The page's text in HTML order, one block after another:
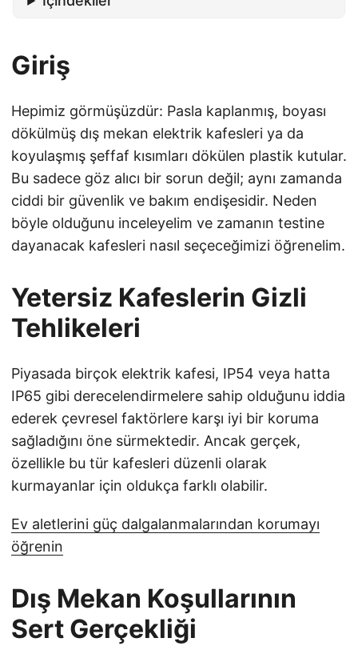
Giriş
Hepimiz görmüşüzdür: Pasla kaplanmış, boyası
dökülmüş dış mekan elektrik kafesleri ya da
koyulaşmış şeffaf kısımları dökülen plastik kutular.
Bu sadece göz alıcı bir sorun değil; aynı zamanda
ciddi bir güvenlik ve bakım endişesidir. Neden
böyle olduğunu inceleyelim ve zamanın testine
dayanacak kafesleri nasıl seçeceğimizi öğrenelim.
Yetersiz Kafeslerin Gizli
Tehlikeleri
Piyasada birçok elektrik kafesi, IP54 veya hatta
IP65 gibi derecelendirmelere sahip olduğunu iddia
ederek çevresel faktörlere karşı iyi bir koruma
sağladığını öne sürmektedir. Ancak gerçek,
özellikle bu tür kafesleri düzenli olarak
kurmayanlar için oldukça farklı olabilir.
Ev aletlerini güç dalgalanmalarından korumayı
öğrenin
Dış Mekan Koşullarının
Sert Gerçekliği